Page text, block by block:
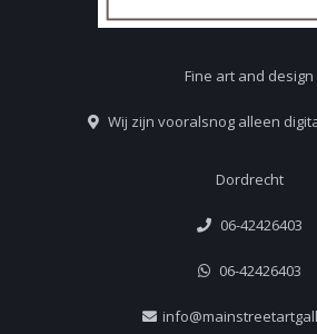
Fine art and design
Wij zijn vooralsnog alleen
Dordrecht
06-42426403
06-42426403